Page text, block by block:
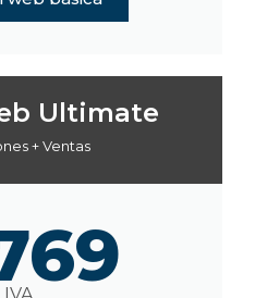
Ultimate
+ Ventas